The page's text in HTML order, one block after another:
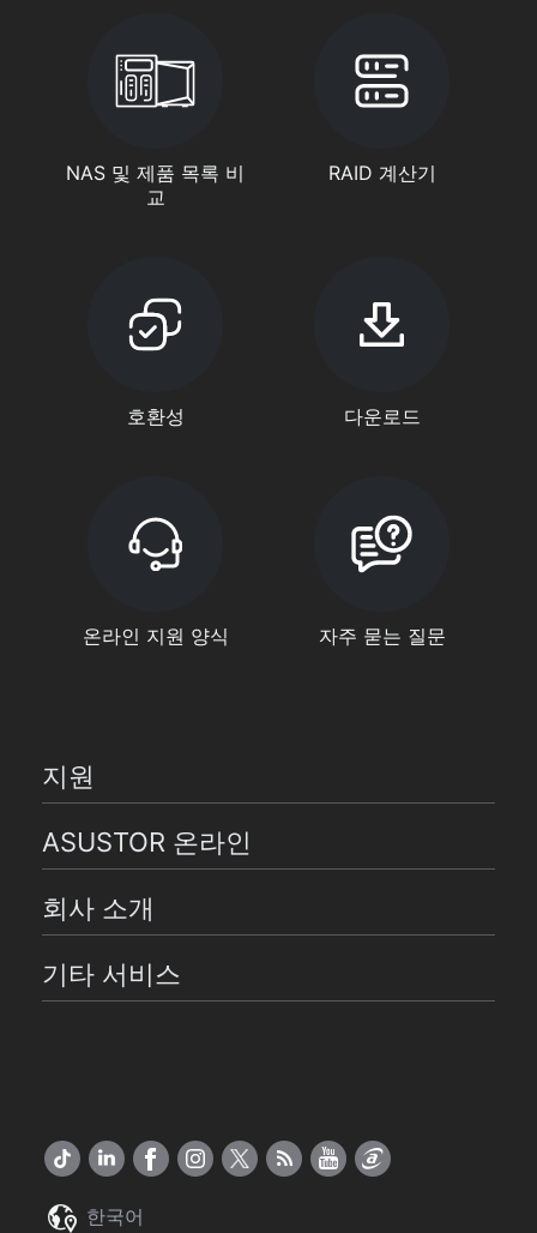
NAS 및 제품 목록 비
교
RAID 계산기
호환성 다운로드
온라인 지원 양식 자주 묻는 질문
지원
ASUSTOR 온라인
회사 소개
기타 서비스
한국어